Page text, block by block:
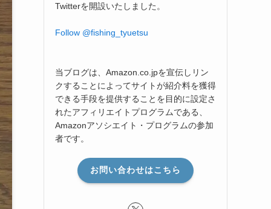
Twitterを開設いたしました。
Follow @fishing_tyuetsu
当ブログは、Amazon.co.jpを宣伝しリン
クすることによってサイトが紹介料を獲得
できる手段を提供することを目的に設定さ
れたアフィリエイトプログラムである、
Amazonアソシエイト・プログラムの参加
者です。
お問い合わせはこちら